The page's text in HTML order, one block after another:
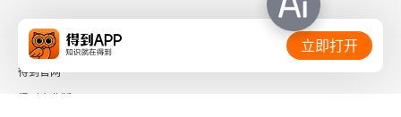
相关链接：
得到官网
立即打开